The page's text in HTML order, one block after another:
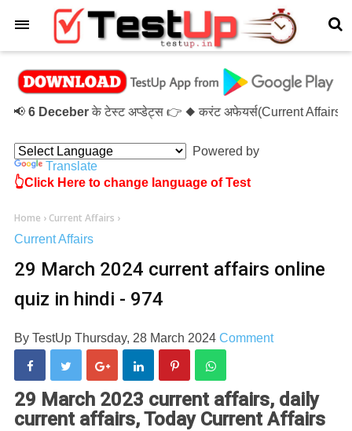
6 Deceberके टेस्ट अप्डेट्स 👉 ◆ करंट अफेयर्स(Current Affairs)-
Powered by
Translate
👆Click Here to change language of Test
Home › Current Affairs ›
Current Affairs
29 March 2024 current affairs online
quiz in hindi - 974
By TestUp Thursday, 28 March 2024 Comment
29 March 2023 current affairs, daily
current affairs, Today Current Affairs